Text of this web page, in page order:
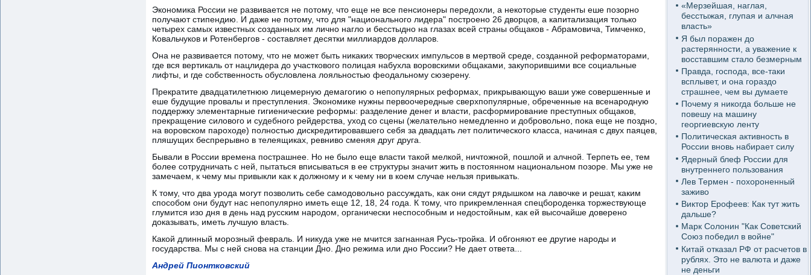
Экономика России не развивается не потому, что еще не все пенсионеры передохли, а некоторые студенты еше позорно
получают стипендию. И даже не потому, что для "национального лидера" построено 26 дворцов, а капитализация только
четырех самых известных созданных им лично нагло и бесстыдно на глазах всей страны общаков - Абрамовича, Тимченко,
Ковальчуков и Ротенбергов - составляет десятки миллиардов долларов.
Она не развивается потому, что не может быть никаких творческих импульсов в мертвой среде, созданной реформаторами,
где вся вертикаль от нацлидера до участкового полицая набухла воровскими общаками, закупорившими все социальные
лифты, и где собственность обусловлена лояльностью феодальному сюзерену.
Прекратите двадцатилетнюю лицемерную демагогию о непопулярных реформах, прикрывающую ваши уже совершенные и
еше будущие провалы и преступления. Экономике нужны первоочередные сверхпопулярные, обреченные на всенародную
поддержку элементарные гигиенические реформы: разделение денег и власти, расформирование преступных общаков,
прекращение силового и судебного рейдерства, уход со сцены (желательно немедленно и добровольно, пока еще не поздно,
на воровском пароходе) полностью дискредитировавшего себя за двадцать лет политического класса, начиная с двух паяцев,
пляшущих беспрерывно в телеящиках, ревниво сменяя друг друга.
Бывали в России времена пострашнее. Но не было еще власти такой мелкой, ничтожной, пошлой и алчной. Терпеть ее, тем
более сотрудничать с ней, пытаться вписываться в ее структуры значит жить в постоянном национальном позоре. Мы уже не
замечаем, к чему мы привыкли как к должному и к чему ни в коем случае нельзя привыкать.
К тому, что два урода могут позволить себе самодовольно рассуждать, как они сядут рядышком на лавочке и решат, каким
способом они будут нас непопулярно иметь еще 12, 18, 24 года. К тому, что прикремленная спецбороденка торжествующе
глумится изо дня в день над русским народом, органически неспособным и недостойным, как ей высочайше доверено
доказывать, иметь лучшую власть.
Какой длинный морозный февраль. И никуда уже не мчится загнанная Русь-тройка. И обгоняют ее другие народы и
государства. Мы с ней снова на станции Дно. Дно режима или дно России? Не дает ответа...
Андрей Пионтковский
«Мерзейшая, наглая,
бесстыжая, глупая и алчная
власть»
Я был поражен до
растерянности, а уважение к
восставшим стало безмерным
Правда, господа, все-таки
всплывет, и она гораздо
страшнее, чем вы думаете
Почему я никогда больше не
повешу на машину
георгиевскую ленту
Политическая активность в
России вновь набирает силу
Ядерный блеф России для
внутреннего пользования
Лев Термен - похороненный
заживо
Виктор Ерофеев: Как тут жить
дальше?
Марк Солонин "Как Советский
Союз победил в войне"
Китай отказал РФ от расчетов в
рублях. Это не валюта и даже
не деньги